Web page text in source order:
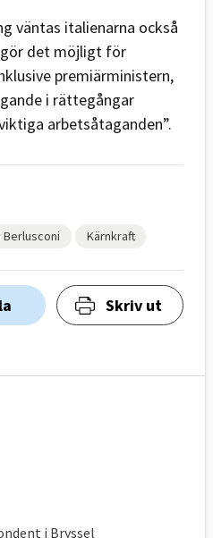
väntas italienarna också
gör det möjligt för
premiärministern,
i rättegångar
arbetsåtaganden”.
Berlusconi Kärnkraft
Skriv ut
i Bryssel